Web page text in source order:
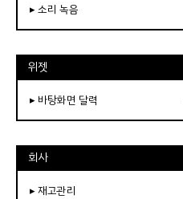
▸ 소리 녹음
위젯
▸ 바탕화면 달력
회사
▸ 재고관리